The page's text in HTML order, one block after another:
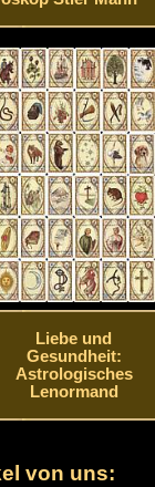
Liebe und
Gesundheit:
Astrologisches
Lenormand
von uns: